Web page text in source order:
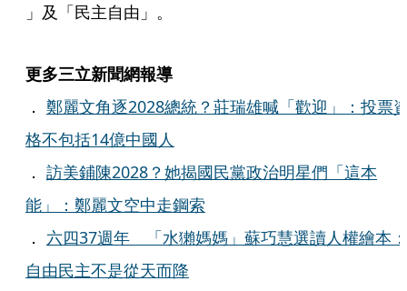
」及「民主自由」。
更多三立新聞網報導
． 鄭麗文角逐2028總統？莊瑞雄喊「歡迎」：投票
格不包括14億中國人
． 訪美鋪陳2028？她揭國民黨政治明星們「這本
能」：鄭麗文空中走鋼索
． 六四37週年 「水獺媽媽」蘇巧慧選讀人權繪本：
自由民主不是從天而降